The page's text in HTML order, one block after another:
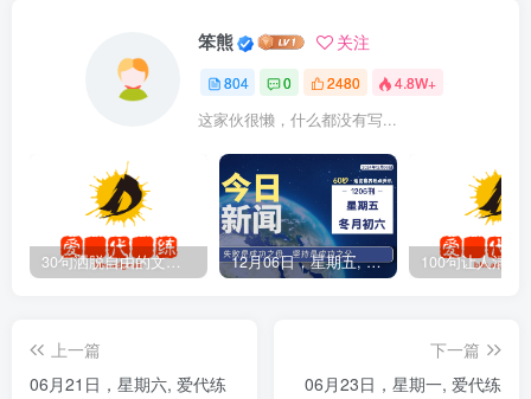
笨熊 关注
804 0 2480 4.8W+
这家伙很懒，什么都没有写...
30句洒脱自由的文案短句 12月06日，星期五, 爱代练—每天60秒读懂全世界！
上一篇
06月21日，星期六, 爱代练
下一篇
06月23日，星期一, 爱代练